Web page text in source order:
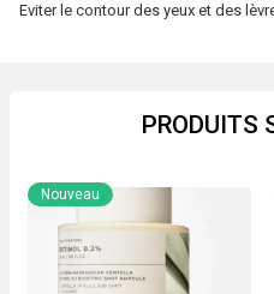
Eviter le contour des yeux et des
PRODUITS
Nouveau